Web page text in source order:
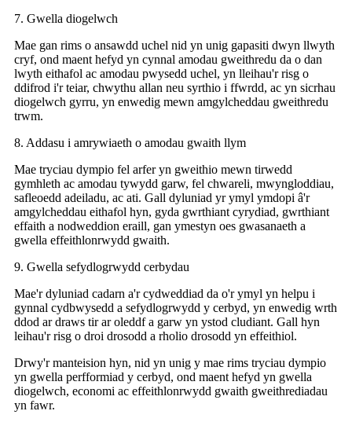
7. Gwella diogelwch
Mae gan rims o ansawdd uchel nid yn unig gapasiti dwyn llwyth
cryf, ond maent hefyd yn cynnal amodau gweithredu da o dan
lwyth eithafol ac amodau pwysedd uchel, yn lleihau'r risg o
ddifrod i'r teiar, chwythu allan neu syrthio i ffwrdd, ac yn sicrhau
diogelwch gyrru, yn enwedig mewn amgylcheddau gweithredu
trwm.
8. Addasu i amrywiaeth o amodau gwaith llym
Mae tryciau dympio fel arfer yn gweithio mewn tirwedd
gymhleth ac amodau tywydd garw, fel chwareli, mwyngloddiau,
safleoedd adeiladu, ac ati. Gall dyluniad yr ymyl ymdopi â'r
amgylcheddau eithafol hyn, gyda gwrthiant cyrydiad, gwrthiant
effaith a nodweddion eraill, gan ymestyn oes gwasanaeth a
gwella effeithlonrwydd gwaith.
9. Gwella sefydlogrwydd cerbydau
Mae'r dyluniad cadarn a'r cydweddiad da o'r ymyl yn helpu i
gynnal cydbwysedd a sefydlogrwydd y cerbyd, yn enwedig wrth
ddod ar draws tir ar oleddf a garw yn ystod cludiant. Gall hyn
leihau'r risg o droi drosodd a rholio drosodd yn effeithiol.
Drwy'r manteision hyn, nid yn unig y mae rims tryciau dympio
yn gwella perfformiad y cerbyd, ond maent hefyd yn gwella
diogelwch, economi ac effeithlonrwydd gwaith gweithrediadau
yn fawr.